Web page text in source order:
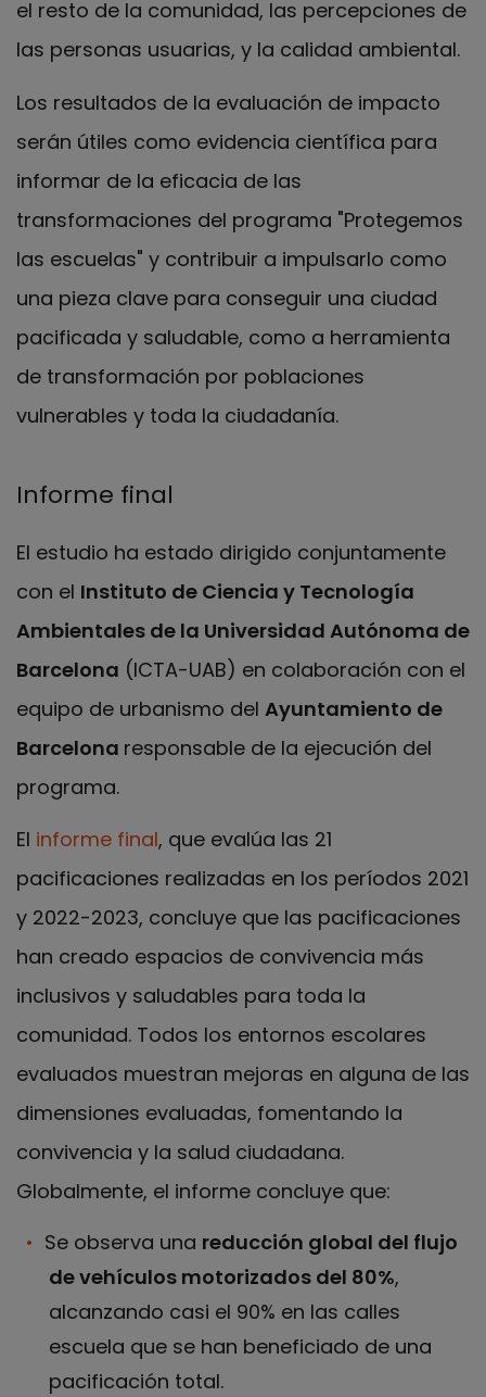
el resto de la comunidad, las percepciones de
las personas usuarias, y la calidad ambiental.
Los resultados de la evaluación de impacto
serán útiles como evidencia científica para
informar de la eficacia de las
transformaciones del programa "Protegemos
las escuelas" y contribuir a impulsarlo como
una pieza clave para conseguir una ciudad
pacificada y saludable, como a herramienta
de transformación por poblaciones
vulnerables y toda la ciudadanía.
Informe final
El estudio ha estado dirigido conjuntamente
con el Instituto de Ciencia y Tecnología
Ambientales de la Universidad Autónoma de
Barcelona (ICTA-UAB) en colaboración con el
equipo de urbanismo del Ayuntamiento de
Barcelona responsable de la ejecución del
programa.
El informe final, que evalúa las 21
pacificaciones realizadas en los períodos 2021
y 2022-2023, concluye que las pacificaciones
han creado espacios de convivencia más
inclusivos y saludables para toda la
comunidad. Todos los entornos escolares
evaluados muestran mejoras en alguna de las
dimensiones evaluadas, fomentando la
convivencia y la salud ciudadana.
Globalmente, el informe concluye que:
Se observa una reducción global del flujo
de vehículos motorizados del 80%,
alcanzando casi el 90% en las calles
escuela que se han beneficiado de una
pacificación total.